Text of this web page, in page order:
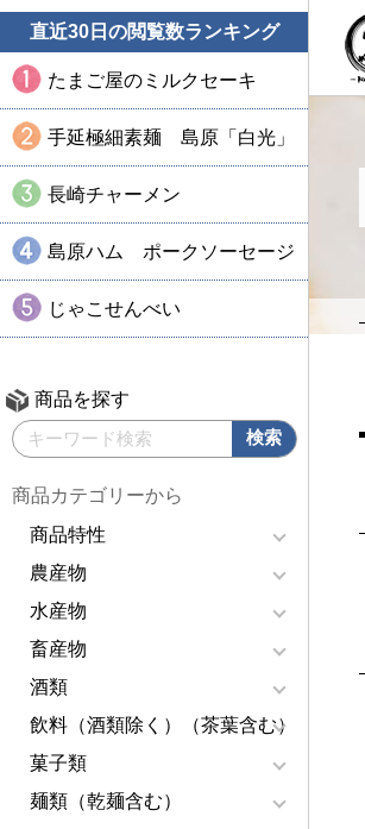
直近30日の閲覧数ランキング
たまご屋のミルクセーキ
手延極細素麺 島原「白光」
長崎チャーメン
島原ハム ポークソーセージ
じゃこせんべい
商品を探す
商品カテゴリーから
商品特性
農産物
水産物
畜産物
酒類
飲料（酒類除く）（茶葉含む）
菓子類
麺類（乾麺含む）